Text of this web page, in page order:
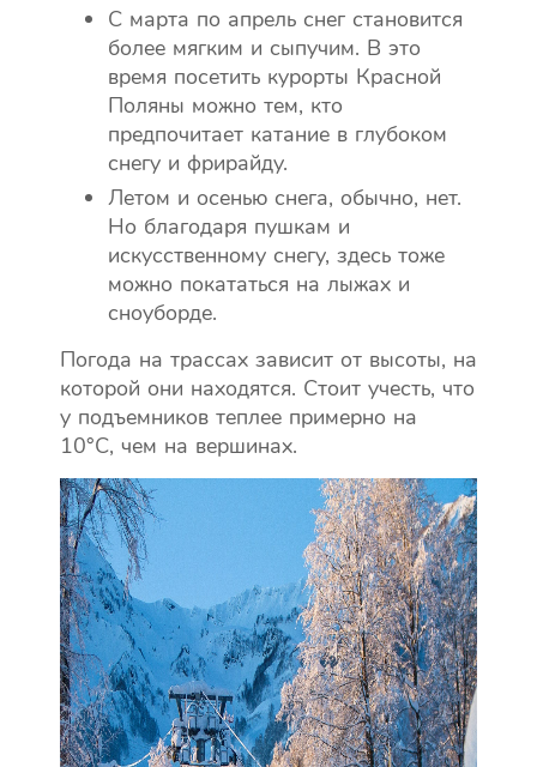
С марта по апрель снег становится
более мягким и сыпучим. В это
время посетить курорты Красной
Поляны можно тем, кто
предпочитает катание в глубоком
снегу и фрирайду.
Летом и осенью снега, обычно, нет.
Но благодаря пушкам и
искусственному снегу, здесь тоже
можно покататься на лыжах и
сноуборде.
Погода на трассах зависит от высоты, на
которой они находятся. Стоит учесть, что
у подъемников теплее примерно на
10°C, чем на вершинах.